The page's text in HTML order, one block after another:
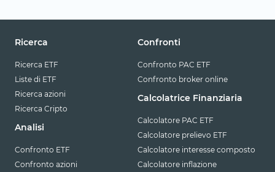
Ricerca
Ricerca ETF
Liste di ETF
Ricerca azioni
Ricerca Cripto
Analisi
Confronto ETF
Confronto azioni
Confronti
Confronto PAC ETF
Confronto broker online
Calcolatrice Finanziaria
Calcolatore PAC ETF
Calcolatore prelievo ETF
Calcolatore interesse composto
Calcolatore inflazione